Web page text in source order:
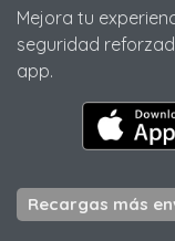
Mejora tu
seguridad
app.
Recargas más